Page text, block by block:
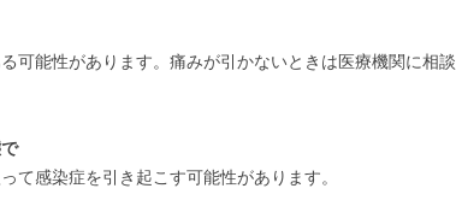
可能性があります。痛みが引かないときは医療機関に相談
て感染症を引き起こす可能性があります。